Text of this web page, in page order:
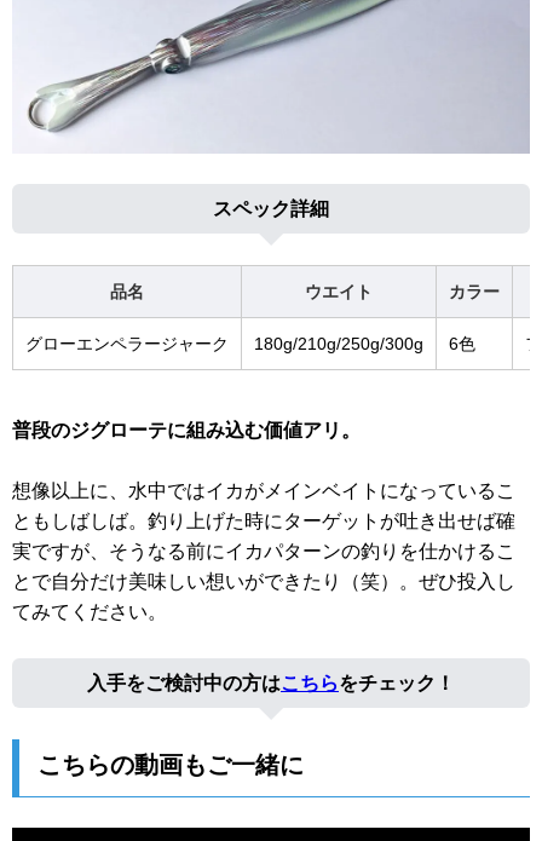
スペック詳細
品名 ウエイト カラー
グローエンペラージャーク 180g/210g/250g/300g 6色
普段のジグローテに組み込む価値アリ。
想像以上に、水中ではイカがメインベイトになっているこ
ともしばしば。釣り上げた時にターゲットが吐き出せば確
実ですが、そうなる前にイカパターンの釣りを仕かけるこ
とで自分だけ美味しい想いができたり（笑）。ぜひ投入し
てみてください。
入手をご検討中の方はこちらをチェック！
こちらの動画もご一緒に